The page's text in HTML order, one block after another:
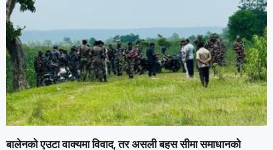
बालेनको एउटा वाक्यमा विवाद, तर असली बहस सीमा समाधानको